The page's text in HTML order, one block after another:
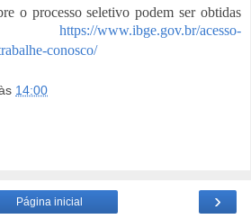
o processo seletivo podem ser obtidas
https://www.ibge.gov.br/acesso-
conosco/
14:00
›
Página inicial